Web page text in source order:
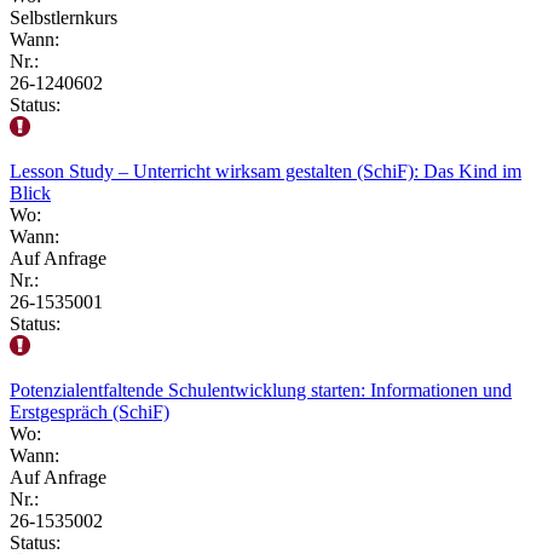
Selbstlernkurs
Wann:
Nr.:
26-1240602
Status:
Lesson Study – Unterricht wirksam gestalten (SchiF): Das Kind im
Blick
Wo:
Wann:
Auf Anfrage
Nr.:
26-1535001
Status:
Potenzialentfaltende Schulentwicklung starten: Informationen und
Erstgespräch (SchiF)
Wo:
Wann:
Auf Anfrage
Nr.:
26-1535002
Status: